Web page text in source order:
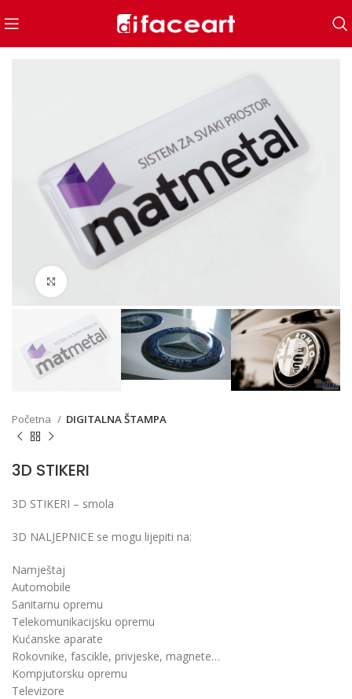
Početna DIGITALNA ŠTAMPA
3D STIKERI
3D STIKERI – smola
3D NALJEPNICE se mogu lijepiti na:
Namještaj
Automobile
Sanitarnu opremu
Telekomunikacijsku opremu
Kućanske aparate
Rokovnike, fascikle, privjeske, magnete…
Kompjutorsku opremu
Televizore